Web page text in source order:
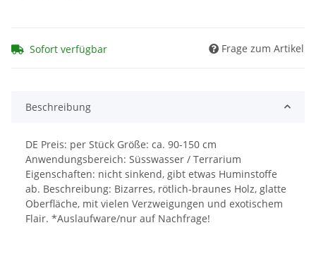
Sofort verfügbar Frage zum Artikel
Beschreibung
DE Preis: per Stück Größe: ca. 90-150 cm
Anwendungsbereich: Süsswasser / Terrarium
Eigenschaften: nicht sinkend, gibt etwas Huminstoffe
ab. Beschreibung: Bizarres, rötlich-braunes Holz, glatte
Oberfläche, mit vielen Verzweigungen und exotischem
Flair. *Auslaufware/nur auf Nachfrage!